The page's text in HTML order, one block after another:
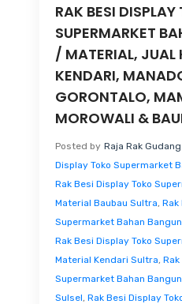
RAK BESI
SUPERMARKET
/ MATERIAL, JUAL
KENDARI,
GORONTALO,
MOROWALI &
Posted by Raja Rak
Display Toko Supermarket
Rak Besi Display Toko
Material Baubau Sultra Rak
Supermarket Bahan
Rak Besi Display Toko
Material Kendari Sultra Rak
Supermarket Bahan
Sulsel Rak Besi Display